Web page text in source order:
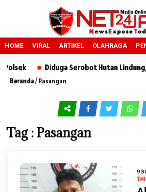
HOME VIRAL ARTIKEL OLAHRAGA
Diduga Serobot Hutan Lindung,
Beranda/Pasangan
Tag : Pasangan
9